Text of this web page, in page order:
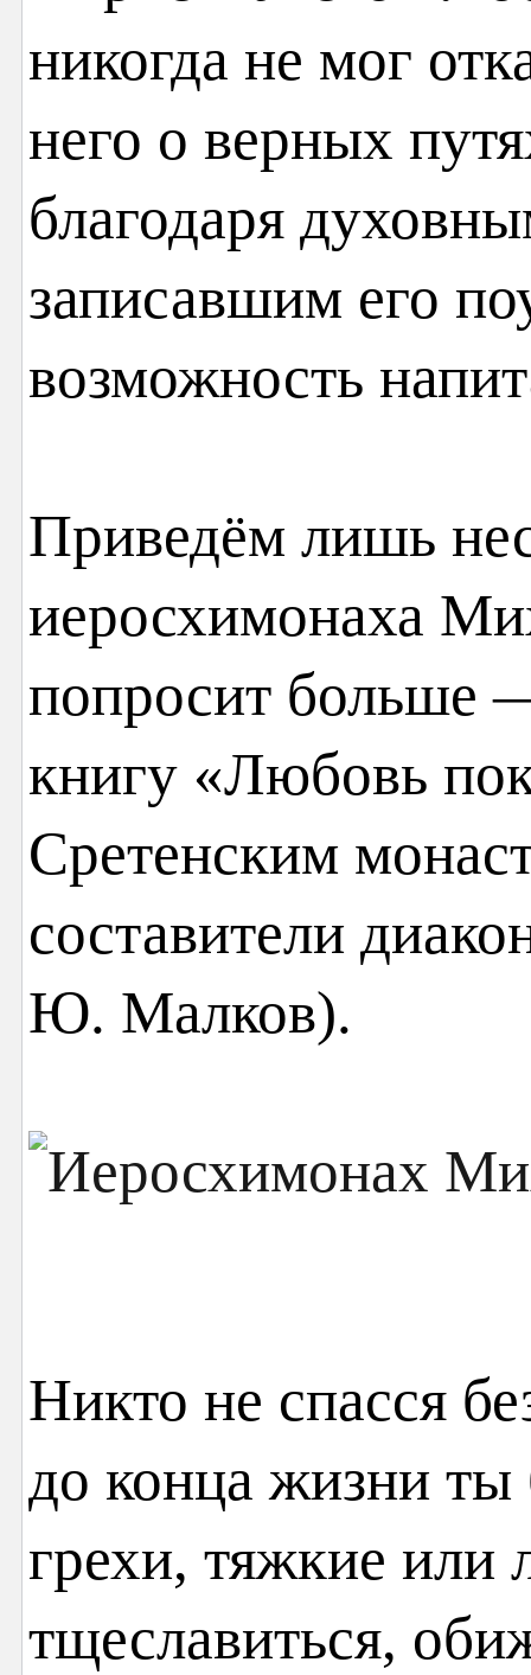
никогда не мог
него о верных
благодаря
записавшим его
возможность
Приведём лишь
иеросхимонаха
попросит больше
книгу «Любовь
Сретенским
составители
Ю. Малков).
Никто не спасся
до конца жизни ты
грехи, тяжкие или
тщеславиться,